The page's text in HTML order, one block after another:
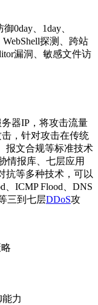
0day、1day、
探测、跨站
漏洞、敏感文件访
器IP，将攻击流量
击，针对攻击在传统
报文合规等标准技术
情报库、七层应用
抗等多种技术，可以
、ICMP Flood、DNS
三到七层DDoS攻
力